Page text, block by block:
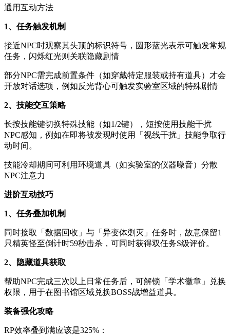
通用互动方法
1、任务触发机制
接近NPC时观察其头顶的标识符号，圆形蓝光表示可触发常规
任务，闪烁红光则关联隐藏剧情
部分NPC需完成前置条件（如穿戴特定服装或持有道具）才会
开放对话选项，例如反光背心可触发实验室区域的特殊剧情
2、技能交互策略
长按技能键切换特殊技能（如1/2键），短按使用技能干扰
NPC感知，例如在即将被发现时使用「视线干扰」技能争取行
动时间。
技能冷却期间可利用环境道具（如实验室的仪器噪音）分散
NPC注意力
进阶互动技巧
1、任务叠加机制
同时接取「数据回收」与「异变体剿灭」任务时，故意保留1
只精英怪至倒计时59秒击杀，可同时获得双任务S级评价。
2、隐藏道具获取
帮助NPC完成三次以上日常任务后，可解锁「学术徽章」兑换
权限，用于在图书馆区域兑换BOSS战增益道具。
装备强化攻略
RP效率叠到满应该是325%：